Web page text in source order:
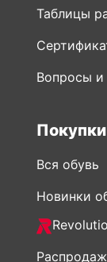
Таблицы
Вопросы и
Покупки
Вся обувь
Новинки